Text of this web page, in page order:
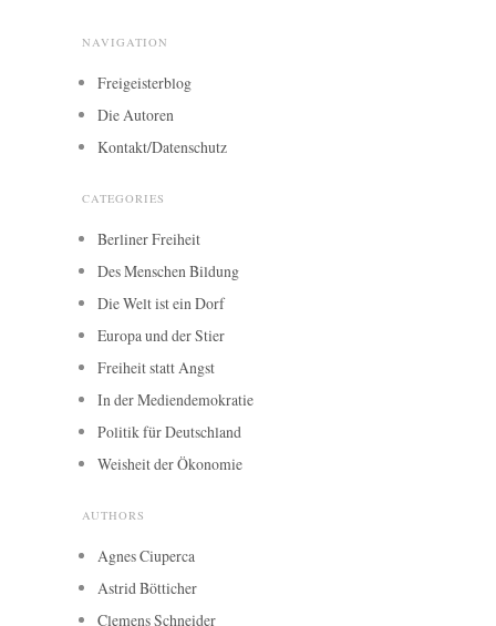
NAVIGATION
Freigeisterblog
Die Autoren
Kontakt/Datenschutz
CATEGORIES
Berliner Freiheit
Des Menschen Bildung
Die Welt ist ein Dorf
Europa und der Stier
Freiheit statt Angst
In der Mediendemokratie
Politik für Deutschland
Weisheit der Ökonomie
AUTHORS
Agnes Ciuperca
Astrid Bötticher
Clemens Schneider